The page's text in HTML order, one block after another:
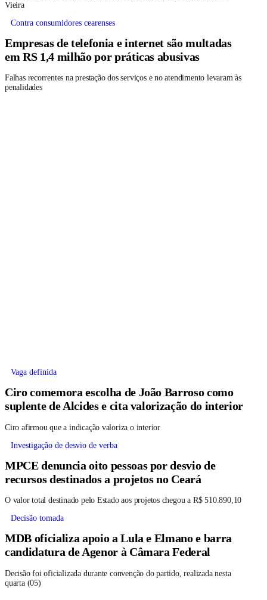
Vieira
Contra consumidores cearenses
Empresas de telefonia e internet são multadas
em RS 1,4 milhão por práticas abusivas
Falhas recorrentes na prestação dos serviços e no atendimento levaram às
penalidades
Vaga definida
Ciro comemora escolha de João Barroso como
suplente de Alcides e cita valorização do interior
Ciro afirmou que a indicação valoriza o interior
Investigação de desvio de verba
MPCE denuncia oito pessoas por desvio de
recursos destinados a projetos no Ceará
O valor total destinado pelo Estado aos projetos chegou a R$ 510.890,10
Decisão tomada
MDB oficializa apoio a Lula e Elmano e barra
candidatura de Agenor à Câmara Federal
Decisão foi oficializada durante convenção do partido, realizada nesta
quarta (05)